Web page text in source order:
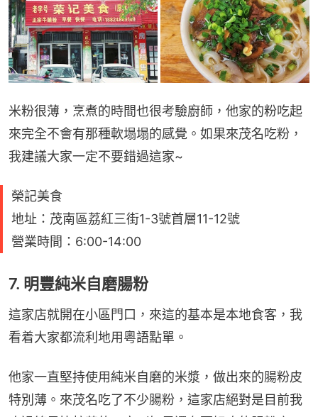
米粉很薄，烹煮的時間也很考驗廚師，他家的粉吃起
來完全不會有那種軟塌塌的感覺。如果來茂名吃粉，
我建議大家一定不要錯過這家~
榮記美食
地址：茂南區荔紅三街1-3號首層11-12號
營業時間：6:00-14:00
7. 明豐純米自磨腸粉
這家店就開在小區門口，來這的基本是本地食客，我
看着大家都流利地用粵語點單。
他家一直堅持使用純米自磨的米漿，做出來的腸粉皮
特別薄。來茂名吃了不少腸粉，這家店絕對是目前我